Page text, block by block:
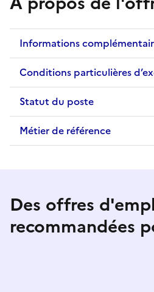
Informations
Conditions particulières
Statut du poste
Métier de référence
Des offres
recommandées